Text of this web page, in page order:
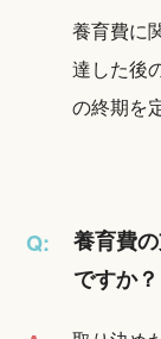
養育費に
達した後
の終期を
Q:
養育費
ですか？